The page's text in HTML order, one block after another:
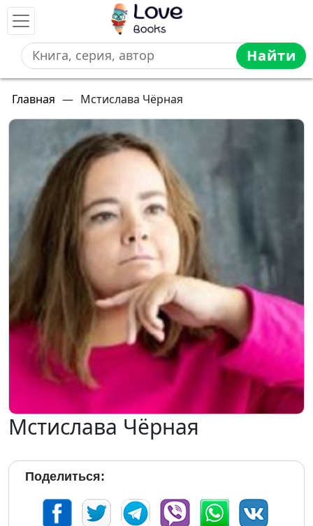
Найти
Главная — Мстислава Чёрная
Мстислава Чёрная
Поделиться: